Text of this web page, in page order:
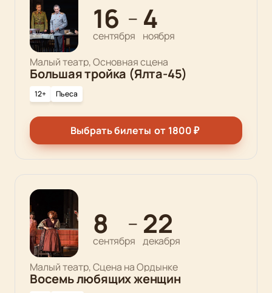
16
сентября
— 4
ноября
Малый театр, Основная сцена
Большая тройка (Ялта-45)
12+ Пьеса
Выбрать билеты от 1800₽
8
сентября
— 22
декабря
Малый театр, Сцена на Ордынке
Восемь любящих женщин